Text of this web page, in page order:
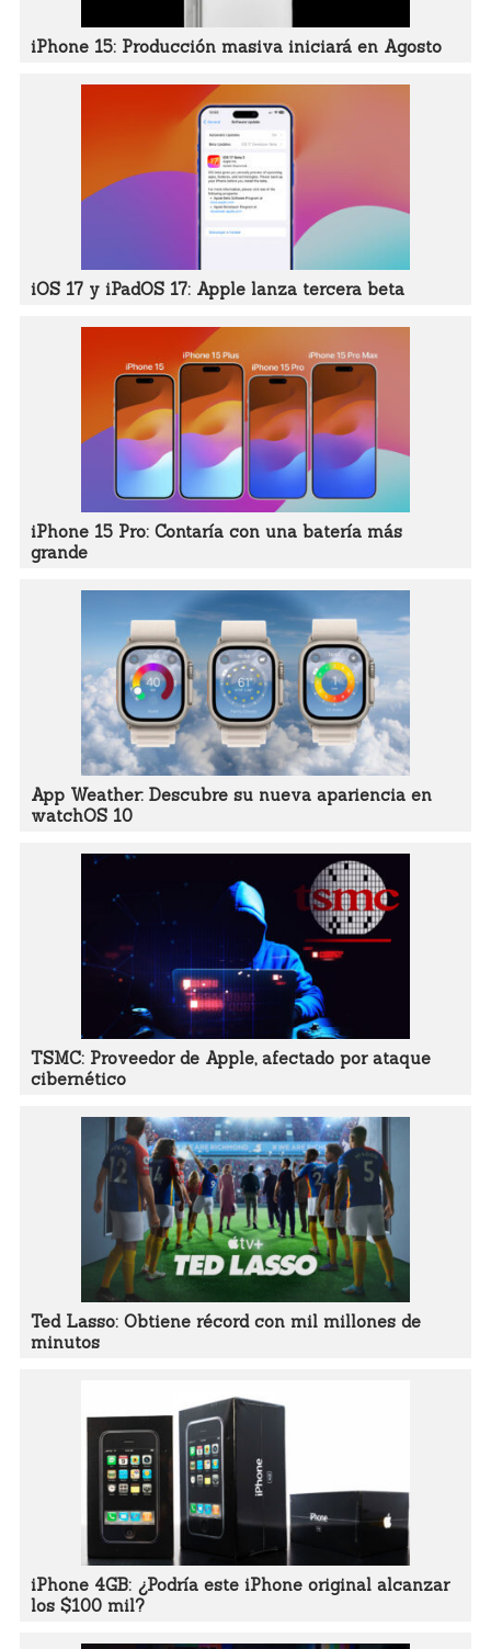
iPhone 15: Producción masiva iniciará en Agosto
iOS 17 y iPadOS 17: Apple lanza tercera beta
iPhone 15 Pro: Contaría con una batería más
grande
App Weather: Descubre su nueva apariencia en
watchOS 10
TSMC: Proveedor de Apple, afectado por ataque
cibernético
Ted Lasso: Obtiene récord con mil millones de
minutos
iPhone 4GB: ¿Podría este iPhone original alcanzar
los $100 mil?